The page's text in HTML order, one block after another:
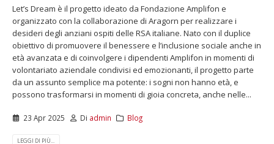
Let’s Dream è il progetto ideato da Fondazione Amplifon e
organizzato con la collaborazione di Aragorn per realizzare i
desideri degli anziani ospiti delle RSA italiane. Nato con il duplice
obiettivo di promuovere il benessere e l’inclusione sociale anche in
età avanzata e di coinvolgere i dipendenti Amplifon in momenti di
volontariato aziendale condivisi ed emozionanti, il progetto parte
da un assunto semplice ma potente: i sogni non hanno età, e
possono trasformarsi in momenti di gioia concreta, anche nelle...
23 Apr 2025 Di admin Blog
LEGGI DI PIÙ...